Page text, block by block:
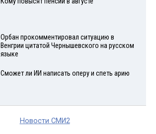
Орбан прокомментировал ситуацию в
Венгрии цитатой Чернышевского на русском
языке
Сможет ли ИИ написать оперу и спеть арию
Новости СМИ2